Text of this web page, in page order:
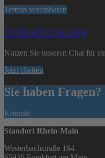
Termin vereinbaren
Onlineberatung
Nutzen Sie unseren Chat für
Jetzt chatten
Sie haben
Kontakt
Standort Rhein-Main
Westerbachstraße 164